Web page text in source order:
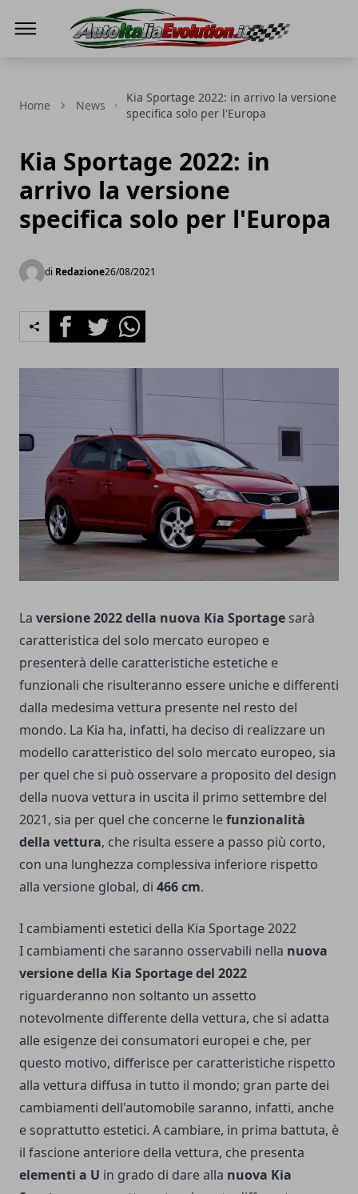
Home News
Kia Sportage 2022: in arrivo la versione
specifica solo per l'Europa
Kia Sportage 2022: in
arrivo la versione
specifica solo per l'Europa
di Redazione26/08/2021
FacebookTwitterWhatsapp
La versione 2022 della nuova Kia Sportage sarà
caratteristica del solo mercato europeo e
presenterà delle caratteristiche estetiche e
funzionali che risulteranno essere uniche e differenti
dalla medesima vettura presente nel resto del
mondo. La Kia ha, infatti, ha deciso di realizzare un
modello caratteristico del solo mercato europeo, sia
per quel che si può osservare a proposito del design
della nuova vettura in uscita il primo settembre del
2021, sia per quel che concerne lefunzionalità
della vettura, che risulta essere a passo più corto,
con una lunghezza complessiva inferiore rispetto
alla versione global, di 466 cm.
I cambiamenti estetici della Kia Sportage 2022
I cambiamenti che saranno osservabili nella nuova
versione della Kia Sportage del 2022
riguarderanno non soltanto un assetto
notevolmente differente della vettura, che si adatta
alle esigenze dei consumatori europei e che, per
questo motivo, differisce per caratteristiche rispetto
alla vettura diffusa in tutto il mondo; gran parte dei
cambiamenti dell'automobile saranno, infatti, anche
e soprattutto estetici. A cambiare, in prima battuta, è
il fascione anteriore della vettura, che presenta
elementi a U in grado di dare alla nuova Kia